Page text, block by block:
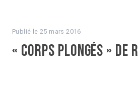
Publié le25 mars 2016
« Corps plongés » de